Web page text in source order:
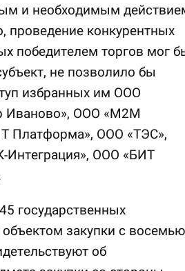
и необходимым
проведение конкурентных
победителем торгов мог
не позволило бы
избранных им ООО
Иваново», ООО «М2М
Платформа», ООО «ТЭС»,
ООО «БИТ
государственных
закупки с восемью
об